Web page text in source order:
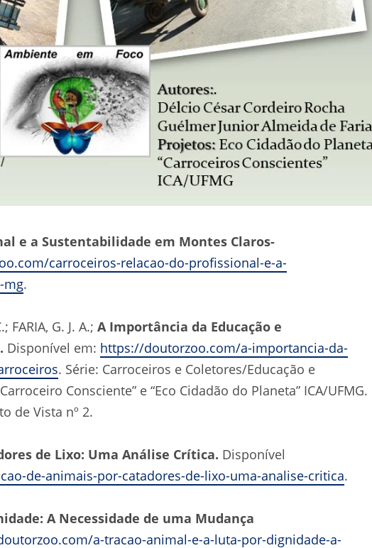
e a Sustentabilidade em Montes Claros-
carroceiros-relacao-do-profissional-e-a-
mg.
FARIA, G. J. A.; A Importância da Educação e
Disponível em: https://doutorzoo.com/a-importancia-da-
. Série: Carroceiros e Coletores/Educação e
Consciente” e “Eco Cidadão do Planeta” ICA/UFMG.
de Vista nº 2.
de Lixo: Uma Análise Crítica. Disponível
de-animais-por-catadores-de-lixo-uma-analise-critica.
A Necessidade de uma Mudança
a-tracao-animal-e-a-luta-por-dignidade-a-